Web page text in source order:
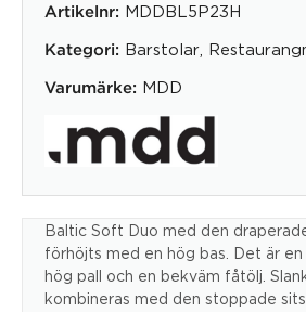
Artikelnr: MDDBL5P23H
Kategori: Barstolar
Varumärke: MDD
Baltic Soft Duo med den
förhöjts med en hög bas. Det är en
hög pall och en bekväm fåtölj.
kombineras med den stoppade